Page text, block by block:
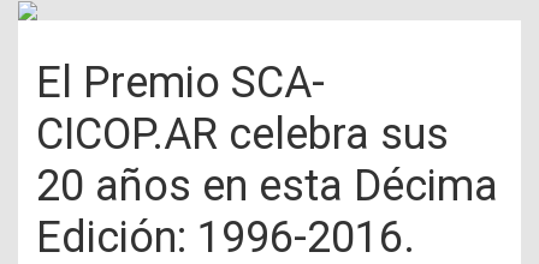
El Premio SCA-
CICOP.AR celebra sus
20 años en esta Décima
Edición: 1996-2016.